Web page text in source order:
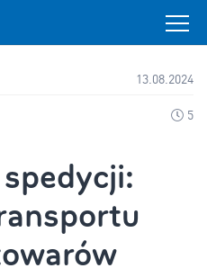
13.08.2024
5